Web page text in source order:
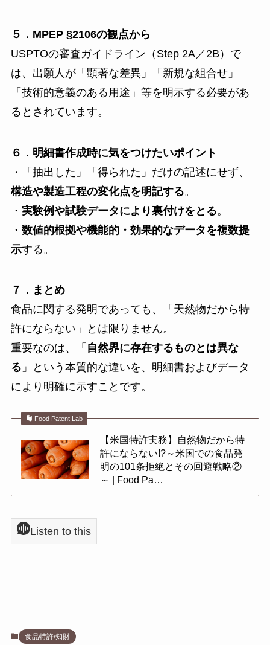
５．MPEP §2106の観点から
USPTOの審査ガイドライン（Step 2A／2B）で
は、出願人が「顕著な差異」「新規な組合せ」
「技術的意義のある用途」等を明示する必要があ
るとされています。
６．明細書作成時に気をつけたいポイント
・「抽出した」「得られた」だけの記述にせず、
構造や製造工程の変化点を明記する。
・ 実験例や試験データにより裏付けをとる。
・ 数値的根拠や機能的・効果的なデータを複数提
示する。
７．まとめ
食品に関する発明であっても、「天然物だから特
許にならない」とは限りません。
重要なのは、「 自然界に存在するものとは異な
る 」という本質的な違いを、明細書およびデータ
により明確に示すことです。
Food Patent Lab
【米国特許実務】自然物だから特
許にならない!?～米国での食品発
明の101条拒絶とその回避戦略②
～ | Food Pa…
Listen to this
食品特許/知財